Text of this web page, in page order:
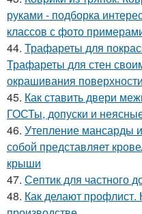
руками - подборка
классов с фото
44. Трафареты для
Трафареты для стен
окрашивания поверхности
45. Как ставить двери
ГОСТы, допуски и
46. Утепление мансарды
собой представляет
крыши
47. Септик для частного
48. Как делают